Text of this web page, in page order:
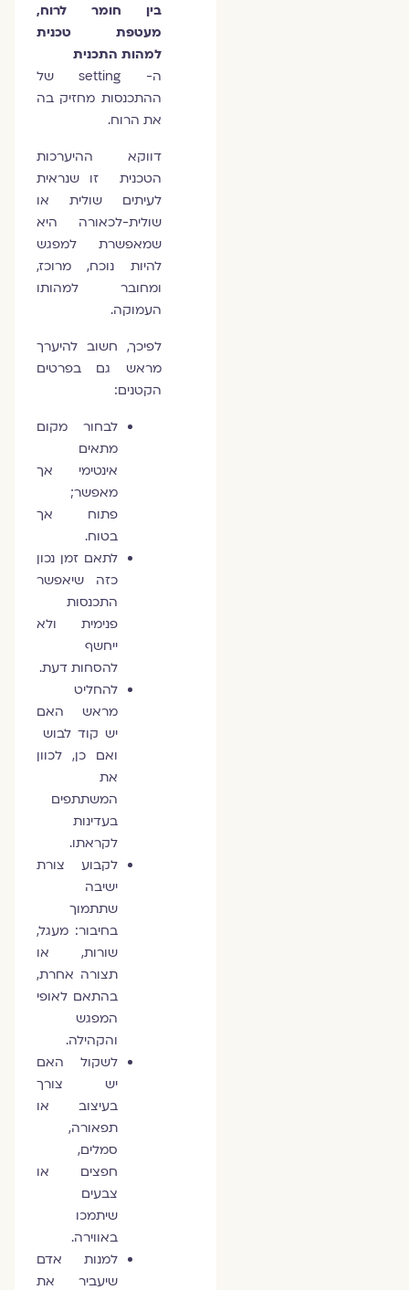
בין חומר לרוח,
מעטפת טכנית
למהות התכנית
ה- setting של
ההתכנסות מחזיק בה
את הרוח.
דווקא ההיערכות
הטכנית זו שנראית
לעיתים שולית או
שולית-לכאורה היא
שמאפשרת למפגש
להיות נוכח, מרוכז,
ומחובר למהותו
העמוקה.
לפיכך, חשוב להיערך
מראש גם בפרטים
הקטנים:
לבחור מקום
מתאים
אינטימי אך
מאפשר;
פתוח אך
בטוח.
לתאם זמן נכון
כזה שיאפשר
התכנסות
פנימית ולא
ייחשף
להסחות דעת.
להחליט
מראש האם
יש קוד לבוש
ואם כן, לכוון
את
המשתתפים
בעדינות
לקראתו.
לקבוע צורת
ישיבה
שתתמוך
בחיבור: מעגל,
שורות, או
תצורה אחרת,
בהתאם לאופי
המפגש
והקהילה.
לשקול האם
יש צורך
בעיצוב או
תפאורה,
סמלים,
חפצים או
צבעים
שיתמכו
באווירה.
למנות אדם
שיעביר את